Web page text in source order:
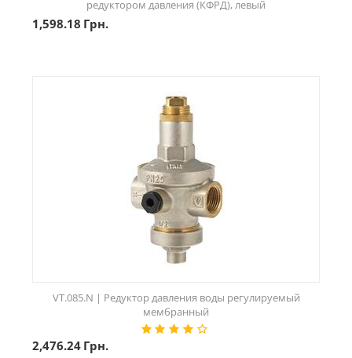
редуктором давления (КФРД), левый
1,598.18 Грн.
VT.085.N | Редуктор давления воды регулируемый
мембранный
2,476.24 Грн.